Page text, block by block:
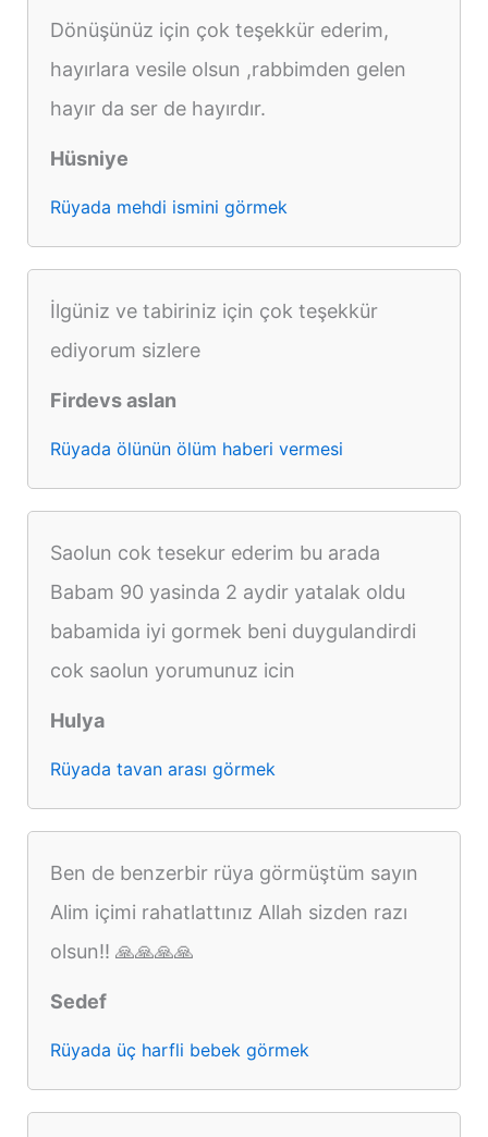
Dönüşünüz için çok teşekkür ederim,
hayırlara vesile olsun ,rabbimden gelen
hayır da ser de hayırdır.
Hüsniye
Rüyada mehdi ismini görmek
İlgüniz ve tabiriniz için çok teşekkür
ediyorum sizlere
Firdevs aslan
Rüyada ölünün ölüm haberi vermesi
Saolun cok tesekur ederim bu arada
Babam 90 yasinda 2 aydir yatalak oldu
babamida iyi gormek beni duygulandirdi
cok saolun yorumunuz icin
Hulya
Rüyada tavan arası görmek
Ben de benzerbir rüya görmüştüm sayın
Alim içimi rahatlattınız Allah sizden razı
olsun!! 🙏🙏🙏🙏
Sedef
Rüyada üç harfli bebek görmek